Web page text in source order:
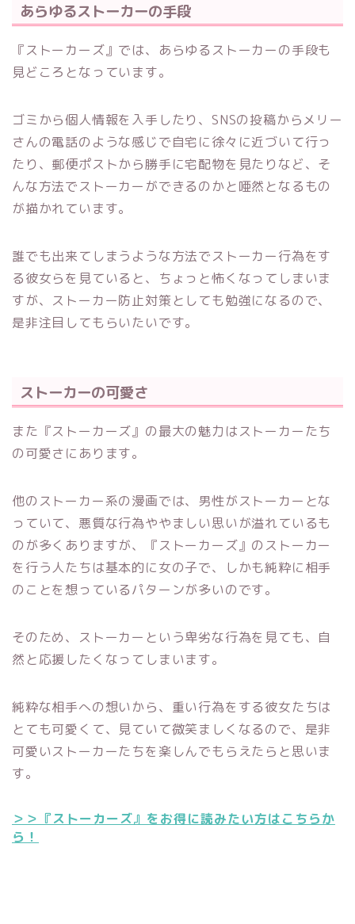
あらゆるストーカーの手段
『ストーカーズ』では、あらゆるストーカーの手段も
見どころとなっています。
ゴミから個人情報を入手したり、SNSの投稿からメリー
さんの電話のような感じで自宅に徐々に近づいて行っ
たり、郵便ポストから勝手に宅配物を見たりなど、そ
んな方法でストーカーができるのかと唖然となるもの
が描かれています。
誰でも出来てしまうような方法でストーカー行為をす
る彼女らを見ていると、ちょっと怖くなってしまいま
すが、ストーカー防止対策としても勉強になるので、
是非注目してもらいたいです。
ストーカーの可愛さ
また『ストーカーズ』の最大の魅力はストーカーたち
の可愛さにあります。
他のストーカー系の漫画では、男性がストーカーとな
っていて、悪質な行為ややましい思いが溢れているも
のが多くありますが、『ストーカーズ』のストーカー
を行う人たちは基本的に女の子で、しかも純粋に相手
のことを想っているパターンが多いのです。
そのため、ストーカーという卑劣な行為を見ても、自
然と応援したくなってしまいます。
純粋な相手への想いから、重い行為をする彼女たちは
とても可愛くて、見ていて微笑ましくなるので、是非
可愛いストーカーたちを楽しんでもらえたらと思いま
す。
＞＞『ストーカーズ』をお得に読みたい方はこちらか
ら！